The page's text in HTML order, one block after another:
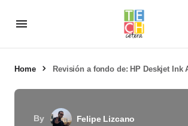
Home Revisión a fondo de: HP Deskjet Ink
By
Felipe Lizcano